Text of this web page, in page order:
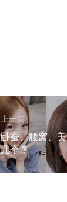
上一篇
卧蚕、腰窝、
几个？